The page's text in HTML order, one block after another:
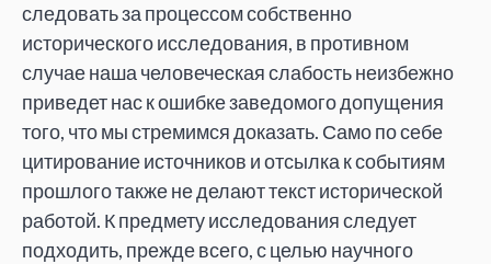
следовать за процессом собственно
исторического исследования, в противном
случае наша человеческая слабость неизбежно
приведет нас к ошибке заведомого допущения
того, что мы стремимся доказать. Само по себе
цитирование источников и отсылка к событиям
прошлого также не делают текст исторической
работой. К предмету исследования следует
подходить, прежде всего, с целью научного